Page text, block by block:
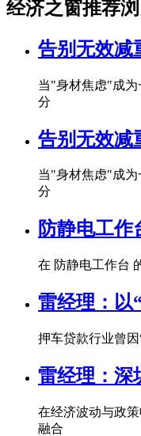
经济之窗推荐
告别无效减
当"身材焦虑"成为
分
告别无效减
当"身材焦虑"成为
分
防静电工作
在 防静电工作台
雷经理：以
押车贷款行业曾
雷经理：深
在经济波动与政
融合